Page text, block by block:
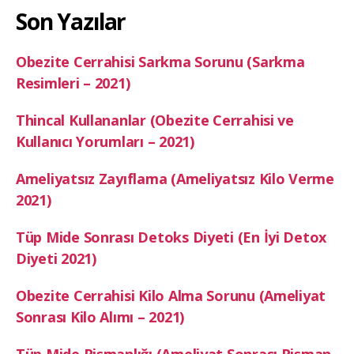
Son Yazılar
Obezite Cerrahisi Sarkma Sorunu (Sarkma
Resimleri – 2021)
Thincal Kullananlar (Obezite Cerrahisi ve
Kullanıcı Yorumları – 2021)
Ameliyatsız Zayıflama (Ameliyatsız Kilo Verme
2021)
Tüp Mide Sonrası Detoks Diyeti (En İyi Detox
Diyeti 2021)
Obezite Cerrahisi Kilo Alma Sorunu (Ameliyat
Sonrası Kilo Alımı – 2021)